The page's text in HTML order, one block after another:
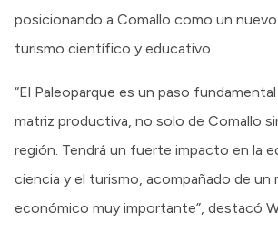
posicionando a Comallo como un
turismo científico y educativo.
“El Paleoparque es un paso fundamental
matriz productiva, no solo de Comallo
región. Tendrá un fuerte impacto en la
ciencia y el turismo, acompañado de un
económico muy importante”, destacó